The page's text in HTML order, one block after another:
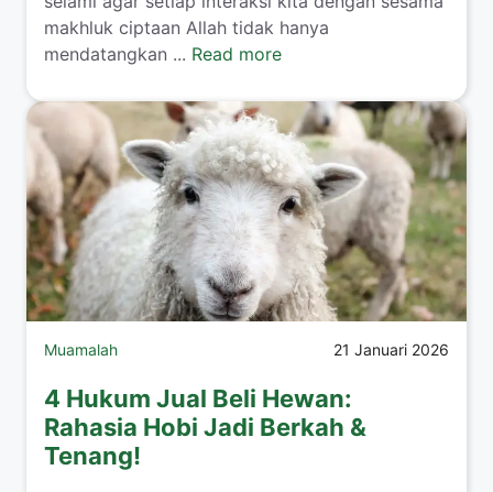
makhluk ciptaan Allah tidak hanya
mendatangkan ... Read more
Muamalah 21 Januari 2026
4 Hukum Jual Beli Hewan:
Rahasia Hobi Jadi Berkah &
Tenang!